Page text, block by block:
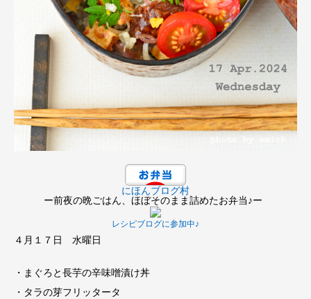
にほんブログ村
ー前夜の晩ごはん、ほぼそのまま詰めたお弁当♪ー
レシピブログに参加中♪
４月１７日 水曜日
・まぐろと長芋の辛味噌漬け丼
・タラの芽フリッタータ